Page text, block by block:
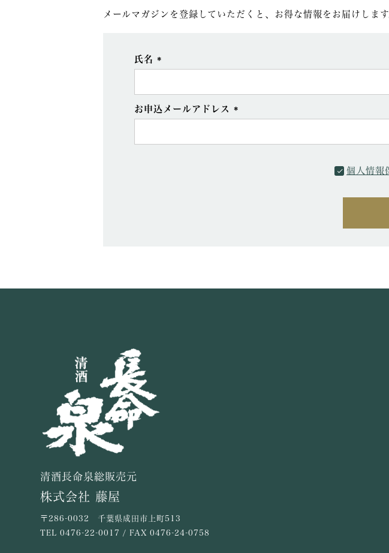
メールマガジンを登録していただくと、お得な情報をお届けします
氏名
お申込メールアドレス
個人情報
清酒長命泉総販売元
株式会社 藤屋
〒286-0032 千葉県成田市上町513
TEL0476-22-0017 / FAX 0476-24-0758